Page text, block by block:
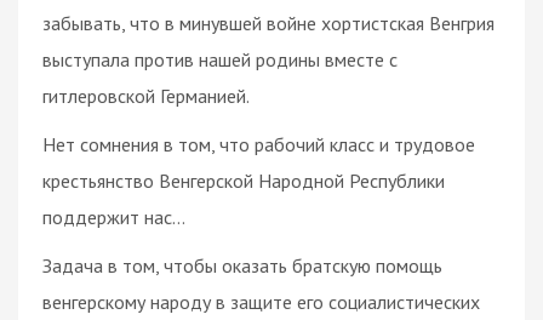
забывать, что в минувшей войне хортистская Венгрия
выступала против нашей родины вместе с
гитлеровской Германией.
Нет сомнения в том, что рабочий класс и трудовое
крестьянство Венгерской Народной Республики
поддержит нас…
Задача в том, чтобы оказать братскую помощь
венгерскому народу в защите его социалистических